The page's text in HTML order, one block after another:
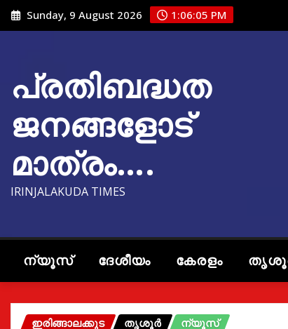
Skip
to
Sunday, 9 August 2026 1:06:06 PM
പ്രതിബദ്ധത
ജനങ്ങളോട്
മാത്രം….
IRINJALAKUDA TIMES
ന്യൂസ് ദേശീയം കേരളം
ഇരിങ്ങാലക്കുട തൃശൂർ ന്യൂസ്